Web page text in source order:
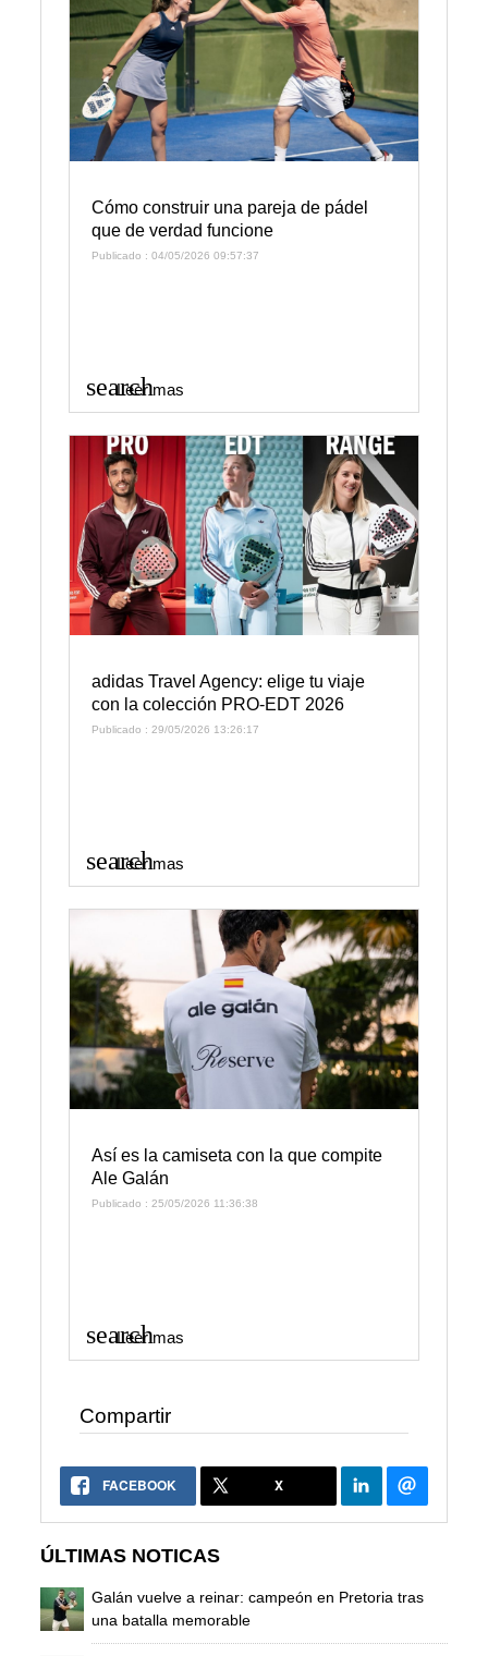
Cómo construir una pareja de pádel
que de verdad funcione
Publicado : 04/05/2026 09:57:37
search
Leer mas
adidas Travel Agency: elige tu viaje
con la colección PRO-EDT 2026
Publicado : 29/05/2026 13:26:17
search
Leer mas
Así es la camiseta con la que compite
Ale Galán
Publicado : 25/05/2026 11:36:38
search
Leer mas
Compartir
FACEBOOK X
ÚLTIMAS NOTICAS
Galán vuelve a reinar: campeón en Pretoria tras
una batalla memorable